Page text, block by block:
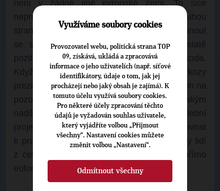
není v žádné jiné evropské zemi. To sice
neprospívá jejich ekonomice, ale na druhou
stranu tato jejich vlastnost, schopnost nadchnout
se společně pro veřejnou věc, je v podstatě
pozitivní a v Čechách skoro chybí, což je škoda.
Když v roce 2013 připravoval Sarkozy
prezidentskou kampaň, strávil jsem tam týden na
pozorování. Asi největším zážitkem bylo, s jakým
nadšením veřejnosti se setkal jeho předvolební
projev na prostranství, které se dá přirovnat
k pražskému stadionu na Letné. Přijely davy lidí
z celé Francie s vlajkami a nálada byla přímo
euforická, jako při fotbalovém zápase.
Využíváme soubory cookies
Provozovatel webu, politická strana TOP
09, získává, ukládá a zpracovává
informace o jeho uživatelích (např. síťové
identifikátory, údaje o tom, jak jej
procházejí nebo jaký obsah je zajímá). K
tomuto účelu využívá soubory cookies.
Pro některé účely zpracování těchto
údajů je vyžadován souhlas uživatele,
který vyjádříte volbou „Přijmout
všechny“. Nastavení cookies můžete
změnit volbou „Nastavení“.
Odmítnout všechny